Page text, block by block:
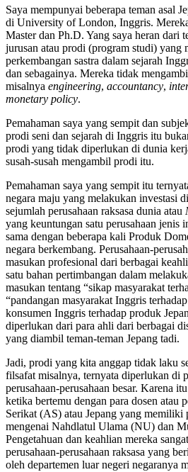
Saya mempunyai beberapa teman asal
di University of London, Inggris.
Master dan Ph.D. Yang saya heran dari
jurusan atau prodi (program studi) yang
perkembangan sastra dalam sejarah
dan sebagainya. Mereka tidak
misalnya engineering, accountancy,
monetary policy.
Pemahaman saya yang sempit dan
prodi seni dan sejarah di Inggris itu
prodi yang tidak diperlukan di dunia
susah-susah mengambil prodi itu.
Pemahaman saya yang sempit itu
negara maju yang melakukan investasi
sejumlah perusahaan raksasa dunia atau
yang keuntungan satu perusahaan jenis
sama dengan beberapa kali Produk
negara berkembang. Perusahaan-
masukan profesional dari berbagai
satu bahan pertimbangan dalam
masukan tentang “sikap masyarakat
“pandangan masyarakat Inggris
konsumen Inggris terhadap produk
diperlukan dari para ahli dari berbagai
yang diambil teman-teman Jepang tadi.
Jadi, prodi yang kita anggap tidak laku
filsafat misalnya, ternyata diperlukan di
perusahaan-perusahaan besar. Karena
ketika bertemu dengan para dosen atau
Serikat (AS) atau Jepang yang memiliki
mengenai Nahdlatul Ulama (NU) dan
Pengetahuan dan keahlian mereka
perusahaan-perusahaan raksasa yang
oleh departemen luar negeri negaranya